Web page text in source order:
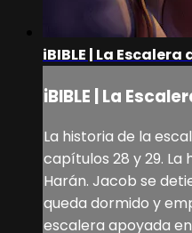
iBIBLE | La
iBIBLE | La
La historia de la
capítulos 28 y 29. La
Harán. Jacob se
queda dormido y
escalera apoyada